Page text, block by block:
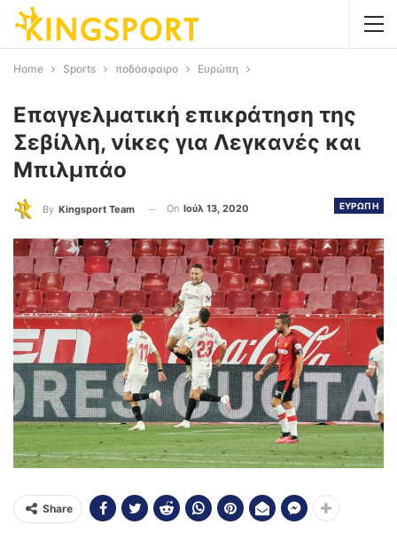
Home Sports ποδόσφαιρο Ευρώπη
Επαγγελματική επικράτηση της
Σεβίλλη, νίκες για Λεγκανές και
Μπιλμπάο
ΕΥΡΩΠΗ
By Kingsport Team On Ιούλ 13, 2020
Share